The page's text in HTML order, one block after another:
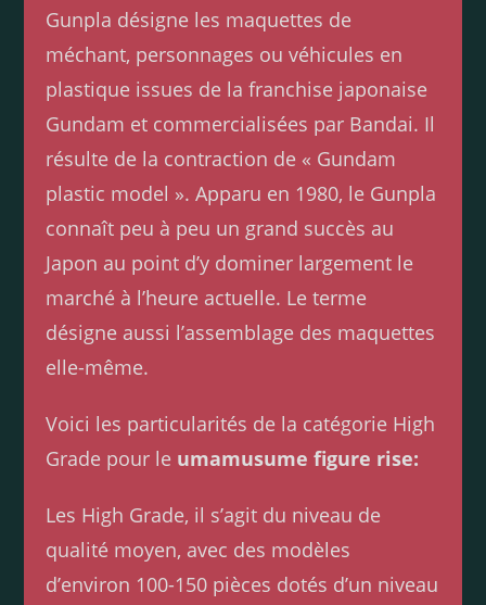
Gunpla désigne les maquettes de
méchant, personnages ou véhicules en
plastique issues de la franchise japonaise
Gundam et commercialisées par Bandai. Il
résulte de la contraction de « Gundam
plastic model ». Apparu en 1980, le Gunpla
connaît peu à peu un grand succès au
Japon au point d’y dominer largement le
marché à l’heure actuelle. Le terme
désigne aussi l’assemblage des maquettes
elle-même.
Voici les particularités de la catégorie High
Grade pour le umamusume figure rise:
Les High Grade, il s’agit du niveau de
qualité moyen, avec des modèles
d’environ 100-150 pièces dotés d’un niveau